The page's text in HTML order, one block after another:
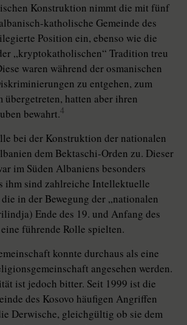
Konstruktion nimmt die mit fünf
katholische Gemeinde des
Position ein, ebenso wie die
„kryptokatholischen“ Tradition treu
waren während der osmanischen
zu entgehen, zum
übergetreten, hatten aber ihren
bewahrt.4
bei der Konstruktion der nationalen
dem Bektaschi-Orden zu. Dieser
im Süden Albaniens besonders
ihm sind zahlreiche Intellektuelle
in der Bewegung der „nationalen
Ende des 19. und Anfang des
führende Rolle spielten.
konnte durchaus als eine
angesehen werden.
ist jedoch bitter. Seit 1999 ist die
des Kosovo häufigen Angriffen
Derwische, gleichgültig ob sie dem